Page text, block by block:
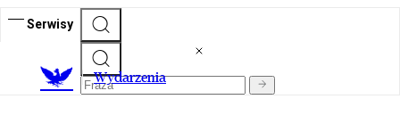
Serwisy
Wydarzenia